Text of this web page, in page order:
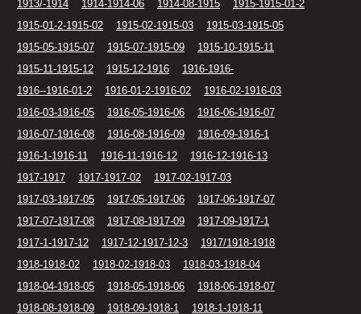
1913/-1914
1914-1914-06 1914-08-1915
1915-1915-01-2
1915-01-2-1915-02
1915-02-1915-03
1915-03-1915-05
1915-05-1915-07
1915-07-1915-09
1915-10-1915-11
1915-11-1915-12
1915-12-1916
1916-1916-
1916--1916-01-2
1916-01-2-1916-02
1916-02-1916-03
1916-03-1916-05
1916-05-1916-06
1916-06-1916-07
1916-07-1916-08
1916-08-1916-09
1916-09-1916-1
1916-1-1916-11
1916-11-1916-12
1916-12-1916-13
1917-1917
1917-1917-02
1917-02-1917-03
1917-03-1917-05
1917-05-1917-06
1917-06-1917-07
1917-07-1917-08
1917-08-1917-09
1917-09-1917-1
1917-1-1917-12
1917-12-1917-12-3
1917/1918-1918
1918-1918-02
1918-02-1918-03
1918-03-1918-04
1918-04-1918-05
1918-05-1918-06
1918-06-1918-07
1918-08-1918-09
1918-09-1918-1
1918-1-1918-11